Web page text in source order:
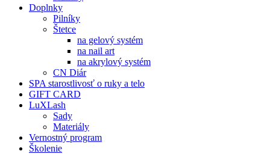
Doplnky
Pilníky
Štetce
na gelový systém
na nail art
na akrylový systém
CN Diár
SPA starostlivosť o ruky a telo
GIFT CARD
LuXLash
Sady
Materiály
Vernostný program
Školenie